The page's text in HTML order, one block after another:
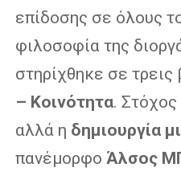
επίδοσης σε όλους
φιλοσοφία της
στηρίχθηκε σε τρεις
– Κοινότητα. Στόχος
αλλά η δημιουργία
πανέμορφο Άλσος